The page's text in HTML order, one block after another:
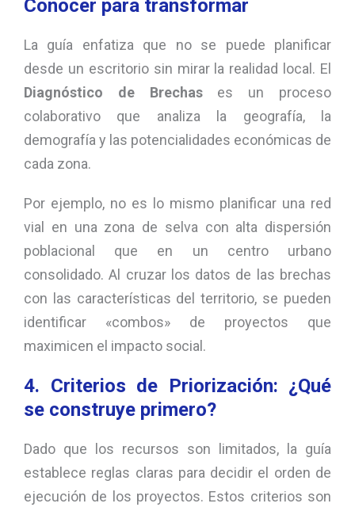
Conocer para transformar
La guía enfatiza que no se puede planificar
desde un escritorio sin mirar la realidad local. El
Diagnóstico de Brechases un proceso
colaborativo que analiza la geografía, la
demografía y las potencialidades económicas de
cada zona.
Por ejemplo, no es lo mismo planificar una red
vial en una zona de selva con alta dispersión
poblacional que en un centro urbano
consolidado. Al cruzar los datos de las brechas
con las características del territorio, se pueden
identificar «combos» de proyectos que
maximicen el impacto social.
4. Criterios de Priorización: ¿Qué
se construye primero?
Dado que los recursos son limitados, la guía
establece reglas claras para decidir el orden de
ejecución de los proyectos. Estos criterios son